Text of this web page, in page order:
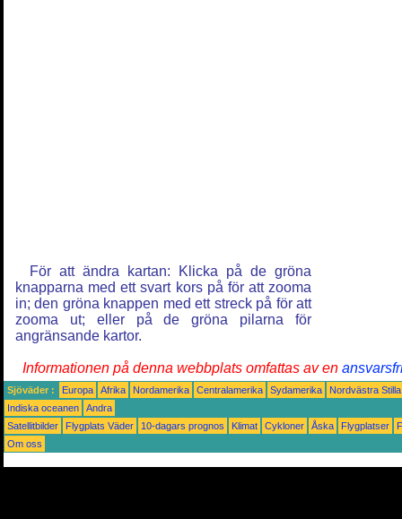
För att ändra kartan: Klicka på de gröna
knapparna med ett svart kors på för att zooma
in; den gröna knappen med ett streck på för att
zooma ut; eller på de gröna pilarna för
angränsande kartor.
Informationen på denna webbplats omfattas av en
Sjöväder : Europa Afrika Nordamerika Centralamerika Sydamerika
Nordvästra
Indiska oceanen
Andra
Satellitbilder
Flygplats Väder 10-dagars prognos Klimat Cykloner Åska Flygplatser
Om oss